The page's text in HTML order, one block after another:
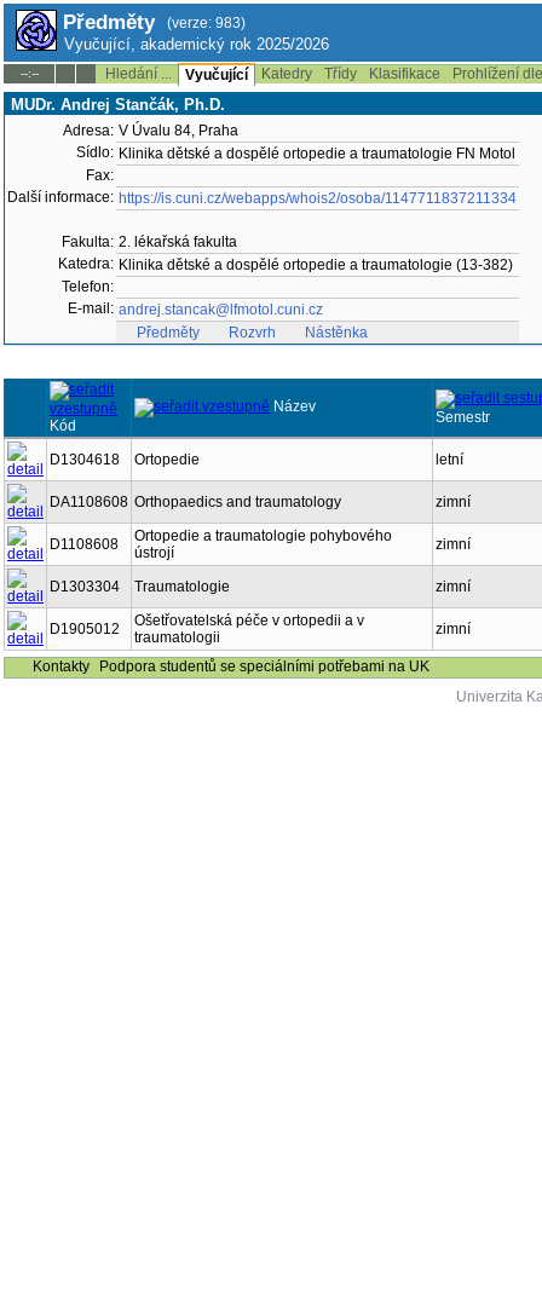
Předměty (verze: 983)
Vyučující, akademický rok 2025/2026
--:-- Hledání ... Vyučující Katedry Třídy Klasifikace Prohlížení
MUDr. Andrej Stančák, Ph.D.
Adresa: V Úvalu 84, Praha
Sídlo: Klinika dětské a dospělé ortopedie a traumatologie FN Motol
Fax:
Další informace: https://is.cuni.cz/webapps/whois2/osoba/1147711837211334
Fakulta: 2. lékařská fakulta
Katedra: Klinika dětské a dospělé ortopedie a traumatologie (13-382)
Telefon:
E-mail: andrej.stancak@lfmotol.cuni.cz
Předměty
Rozvrh Nástěnka
Kód
Název
Semestr
D1304618 Ortopedie letní
DA1108608 Orthopaedics and traumatology zimní
D1108608
Ortopedie a traumatologie pohybového
ústrojí
zimní
D1303304 Traumatologie zimní
D1905012
Ošetřovatelská péče v ortopedii a v
traumatologii
zimní
Kontakty
Podpora studentů se speciálními potřebami na UK
Univerzita